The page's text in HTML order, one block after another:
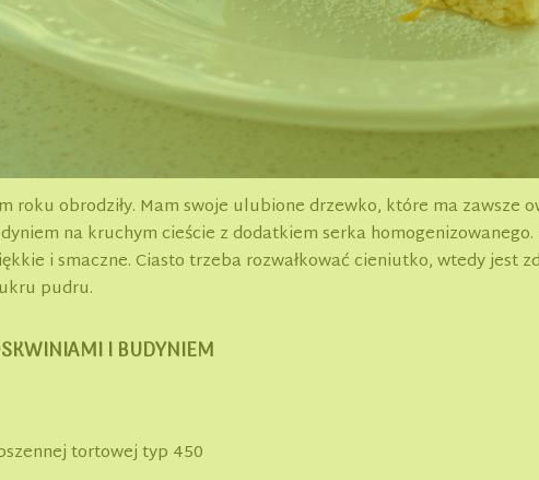
roku obrodziły. Mam swoje ulubione drzewko, które ma zawsze
na kruchym cieście z dodatkiem serka
i smaczne. Ciasto trzeba rozwałkować cieniutko, wtedy jest
pudru.
I BUDYNIEM
tortowej typ 450